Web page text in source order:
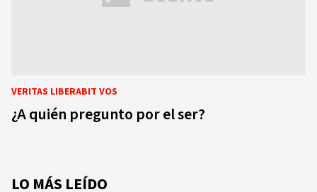
VERITAS LIBERABIT VOS
¿A quién pregunto por el ser?
LO MÁS LEÍDO